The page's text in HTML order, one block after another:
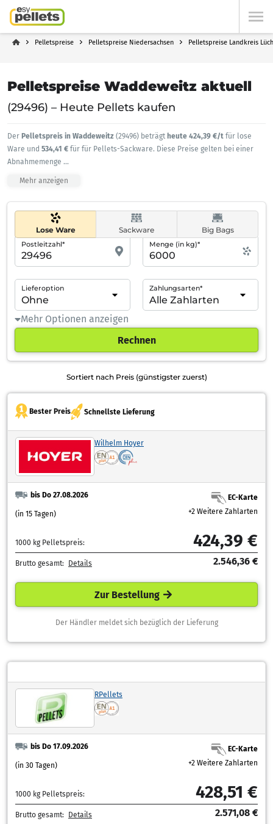
Pelletspreise Pelletspreise Niedersachsen Pelletspreise Landkreis
Pelletspreise Waddeweitz aktuell
(29496) – Heute Pellets kaufen
Der Pelletspreis in Waddeweitz (29496) beträgt heute 424,39 €/t für lose
Ware und 534,41 € für für Pellets-Sackware. Diese Preise gelten bei einer
Abnahmemenge ...
Mehr anzeigen
Lose Ware Sackware Big Bags
Postleitzahl* Menge (in kg)*
Lieferoption Zahlungsarten*
Mehr Optionen anzeigen
Rechnen
Sortiert nach Preis (günstigster zuerst)
Bester Preis Schnellste Lieferung
Wilhelm Hoyer
bis Do 27.08.2026
(in 15 Tagen)
EC-Karte
+2 Weitere Zahlarten
1000 kg Pelletspreis: 424,39 €
Brutto gesamt: Details 2.546,36 €
Zur Bestellung
Der Händler meldet sich bezüglich der Lieferung
RPellets
bis Do 17.09.2026
(in 30 Tagen)
EC-Karte
+2 Weitere Zahlarten
1000 kg Pelletspreis: 428,51 €
Brutto gesamt: Details 2.571,08 €